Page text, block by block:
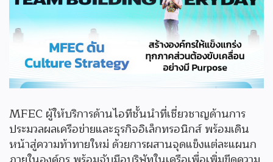
MFEC ผู้ให้บริการด้านไอทีชั้นนำที่เชี่ยวชาญด้านการ
ประมวลผลเครือข่ายและธุรกิจอิเล็กทรอนิกส์ พร้อมเดิน
หน้าสู่ความท้าทายใหม่ ด้วยการผสานจุดแข็งแต่ละแผนก